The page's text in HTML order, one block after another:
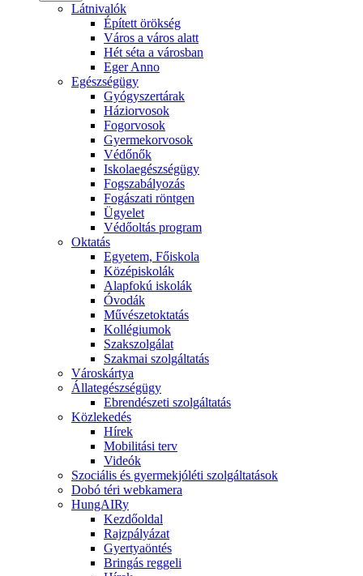
Látnivalók
Épített örökség
Város a város alatt
Hét séta a városban
Eger Anno
Egészségügy
Gyógyszertárak
Háziorvosok
Fogorvosok
Gyermekorvosok
Védőnők
Iskolaegészségügy
Fogszabályozás
Fogászati röntgen
Ügyelet
Védőoltás program
Oktatás
Egyetem, Főiskola
Középiskolák
Alapfokú iskolák
Óvodák
Művészetoktatás
Kollégiumok
Szakszolgálat
Szakmai szolgáltatás
Városkártya
Állategészségügy
Ebrendészeti szolgáltatás
Közlekedés
Hírek
Mobilitási terv
Videók
Szociális és gyermekjóléti szolgáltatások
Dobó téri webkamera
HungAIRy
Kezdőoldal
Rajzpályázat
Gyertyaöntés
Bringás reggeli